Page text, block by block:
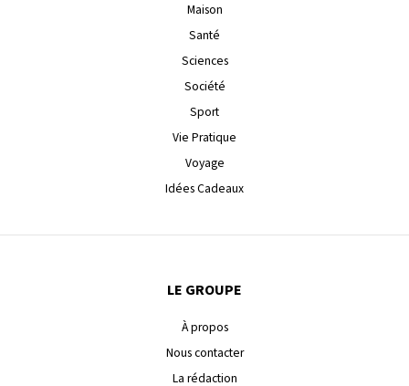
Maison
Santé
Sciences
Société
Sport
Vie Pratique
Voyage
Idées Cadeaux
LE GROUPE
À propos
Nous contacter
La rédaction